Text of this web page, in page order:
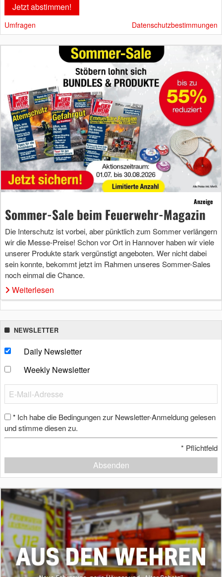
Umfragen Datenschutzbestimmungen
Anzeige
Sommer-Sale beim Feuerwehr-Magazin
Die Interschutz ist vorbei, aber pünktlich zum Sommer verlängern
wir die Messe-Preise! Schon vor Ort in Hannover haben wir viele
unserer Produkte stark vergünstigt angeboten. Wer nicht dabei
sein konnte, bekommt jetzt im Rahmen unseres Sommer-Sales
noch einmal die Chance.
Weiterlesen
NEWSLETTER
Daily Newsletter
Weekly Newsletter
* Ich habe die Bedingungen zur Newsletter-Anmeldung gelesen
und stimme diesen zu.
* Pflichtfeld
Absenden